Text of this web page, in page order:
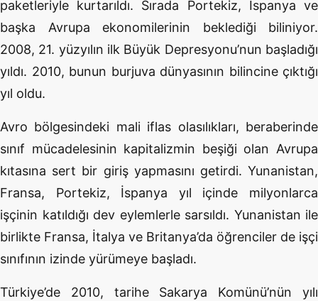
paketleriyle kurtarıldı. Sırada Portekiz, İspanya ve
başka Avrupa ekonomilerinin beklediği biliniyor.
2008, 21. yüzyılın ilk Büyük Depresyonu’nun başladığı
yıldı. 2010, bunun burjuva dünyasının bilincine çıktığı
yıl oldu.
Avro bölgesindeki mali iflas olasılıkları, beraberinde
sınıf mücadelesinin kapitalizmin beşiği olan Avrupa
kıtasına sert bir giriş yapmasını getirdi. Yunanistan,
Fransa, Portekiz, İspanya yıl içinde milyonlarca
işçinin katıldığı dev eylemlerle sarsıldı. Yunanistan ile
birlikte Fransa, İtalya ve Britanya’da öğrenciler de işçi
sınıfının izinde yürümeye başladı.
Türkiye’de 2010, tarihe Sakarya Komünü’nün yılı